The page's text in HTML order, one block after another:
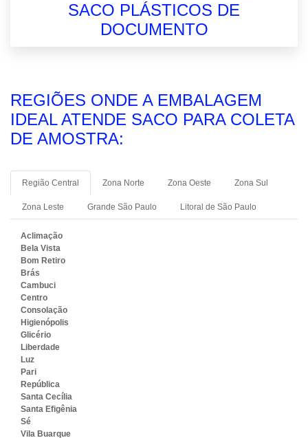
SACO PLÁSTICOS DE
DOCUMENTO
REGIÕES ONDE A EMBALAGEM
IDEAL ATENDE SACO PARA COLETA
DE AMOSTRA:
Região Central Zona Norte Zona Oeste Zona Sul
Zona Leste Grande São Paulo Litoral de São Paulo
Aclimação
Bela Vista
Bom Retiro
Brás
Cambuci
Centro
Consolação
Higienópolis
Glicério
Liberdade
Luz
Pari
República
Santa Cecília
Santa Efigênia
Sé
Vila Buarque